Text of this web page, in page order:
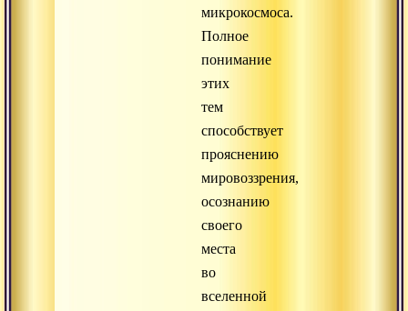
микрокосмоса.
Полное
понимание
этих
тем
способствует
прояснению
мировоззрения,
осознанию
своего
места
во
вселенной